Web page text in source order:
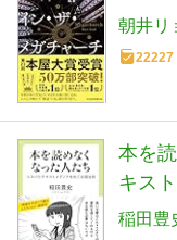
朝井リ
22227
本を
キス
書ラク
稲田豊